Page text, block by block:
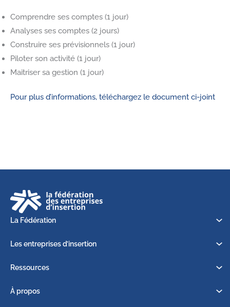
Comprendre ses comptes (1 jour)
Analyses ses comptes (2 jours)
Construire ses prévisionnels (1 jour)
Piloter son activité (1 jour)
Maitriser sa gestion (1 jour)
Pour plus d’informations, téléchargez le document ci-joint
La Fédération
Les entreprises d’insertion
Ressources
À propos